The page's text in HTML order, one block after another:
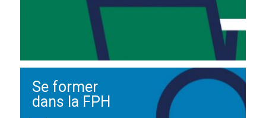
Se former
dans la FPH